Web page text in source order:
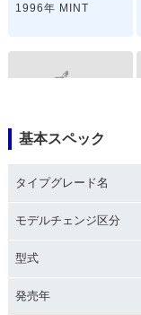
1996年 MINT
基本スペック
タイプグレード名
モデルチェンジ区分
型式
発売年